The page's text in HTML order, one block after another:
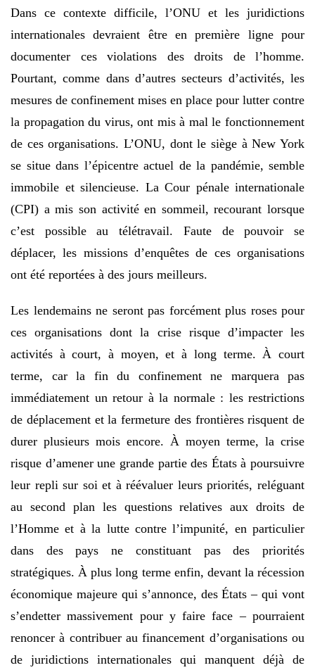
Dans ce contexte difficile, l’ONU et les juridictions
internationales devraient être en première ligne pour
documenter ces violations des droits de l’homme.
Pourtant, comme dans d’autres secteurs d’activités, les
mesures de confinement mises en place pour lutter contre
la propagation du virus, ont mis à mal le fonctionnement
de ces organisations. L’ONU, dont le siège à New York
se situe dans l’épicentre actuel de la pandémie, semble
immobile et silencieuse. La Cour pénale internationale
(CPI) a mis son activité en sommeil, recourant lorsque
c’est possible au télétravail. Faute de pouvoir se
déplacer, les missions d’enquêtes de ces organisations
ont été reportées à des jours meilleurs.
Les lendemains ne seront pas forcément plus roses pour
ces organisations dont la crise risque d’impacter les
activités à court, à moyen, et à long terme. À court
terme, car la fin du confinement ne marquera pas
immédiatement un retour à la normale : les restrictions
de déplacement et la fermeture des frontières risquent de
durer plusieurs mois encore. À moyen terme, la crise
risque d’amener une grande partie des États à poursuivre
leur repli sur soi et à réévaluer leurs priorités, reléguant
au second plan les questions relatives aux droits de
l’Homme et à la lutte contre l’impunité, en particulier
dans des pays ne constituant pas des priorités
stratégiques. À plus long terme enfin, devant la récession
économique majeure qui s’annonce, des États – qui vont
s’endetter massivement pour y faire face – pourraient
renoncer à contribuer au financement d’organisations ou
de juridictions internationales qui manquent déjà de